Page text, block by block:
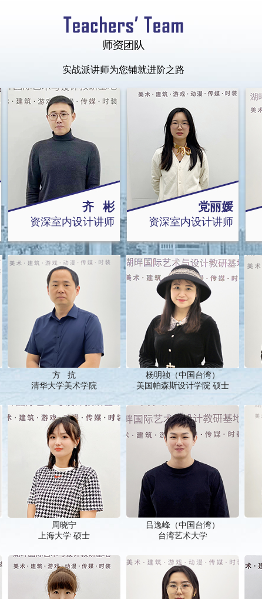
实战派讲师为您铺就进阶之路
齐 彬
资深室内设计讲师
党丽媛
资深室内设计讲师
方 抗
清华大学美术学院
杨明祯（中国台湾）
美国帕森斯设计学院 硕士
周晓宁
上海大学 硕士
吕逸峰（中国台湾）
台湾艺术大学